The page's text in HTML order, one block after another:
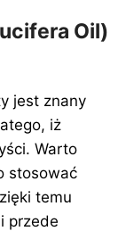
Oil)
jest znany
iż
Warto
stosować
temu
przede